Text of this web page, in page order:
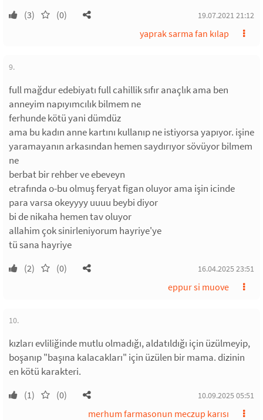
(3) (0) 19.07.2021 21:12
yaprak sarma fan kılap
9.
full mağdur edebiyatı full cahillik sıfır anaçlık ama ben
anneyim napıyımcılık bilmem ne
ferhunde kötü yani dümdüz
ama bu kadın anne kartını kullanıp ne istiyorsa yapıyor. işine
yaramayanın arkasından hemen saydırıyor sövüyor bilmem
ne
berbat bir rehber ve ebeveyn
etrafında o-bu olmuş feryat figan oluyor ama işin icinde
para varsa okeyyyy uuuu beybi diyor
bi de nikaha hemen tav oluyor
allahim çok sinirleniyorum hayriye'ye
tü sana hayriye
(2) (0) 16.04.2025 23:51
eppur si muove
10.
kızları evliliğinde mutlu olmadığı, aldatıldığı için üzülmeyip,
boşanıp "başına kalacakları" için üzülen bir mama. dizinin
en kötü karakteri.
(1) (0) 10.09.2025 05:51
merhum farmasonun meczup karısı